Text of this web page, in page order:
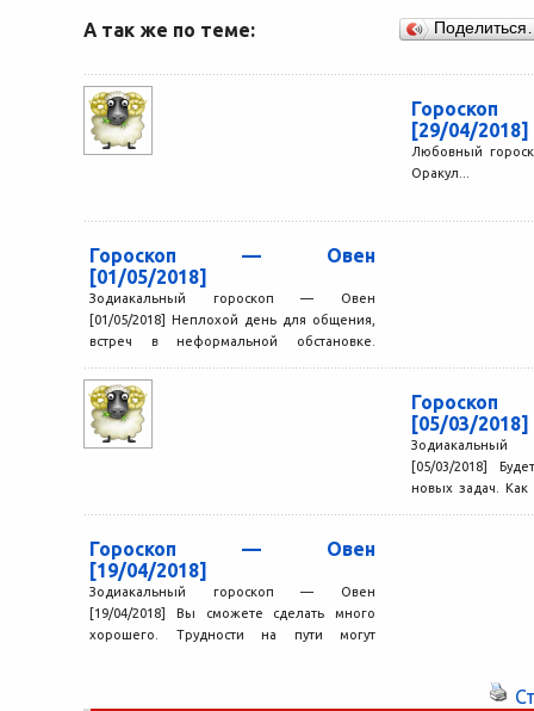
А так же по теме:
[29/04/2018]
Любовный
Оракул...
Гороскоп — Овен
[01/05/2018]
Зодиакальный гороскоп — Овен
[01/05/2018] Неплохой день для общения,
встреч в неформальной обстановке.
своими...
[05/03/2018]
[05/03/2018]
новых задач.
Гороскоп — Овен
[19/04/2018]
Зодиакальный гороскоп — Овен
[19/04/2018] Вы сможете сделать много
хорошего. Трудности на пути могут